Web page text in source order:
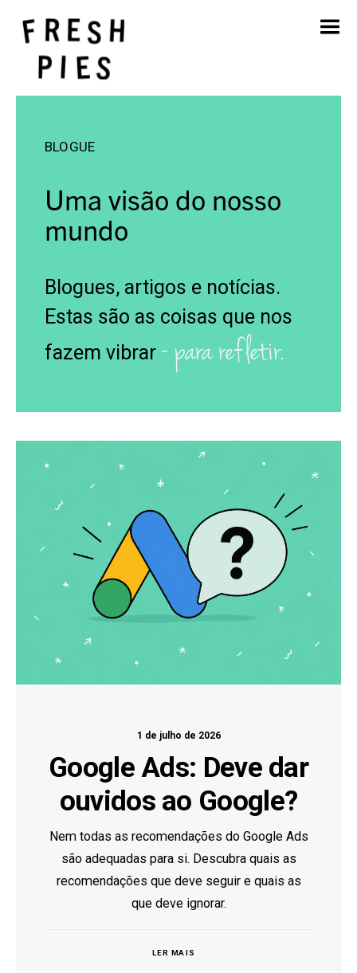
Início
Sobre
Blogue
BLOGUE
Uma visão do nosso
mundo
Blogues, artigos e notícias.
Estas são as coisas que nos
fazem vibrar - para refletir.
1 de julho de 2026
Google Ads: Deve dar
ouvidos ao Google?
Nem todas as recomendações do Google Ads
são adequadas para si. Descubra quais as
recomendações que deve seguir e quais as
que deve ignorar.
LER MAIS